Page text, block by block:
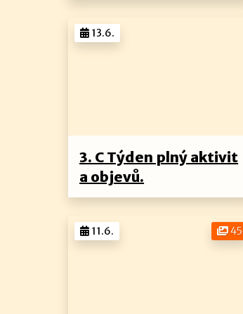
3. C Týden plný aktivit
a objevů.
13.6.
45
11.6.